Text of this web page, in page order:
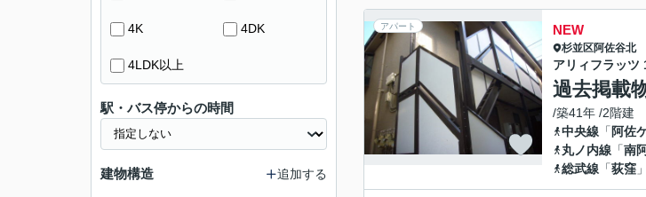
アパート NEW
杉並区阿佐谷北
アリィフラッツ
過去掲載
/築41年 /2階建
中央線 「 阿佐
丸ノ内線 「南
総武線 「荻窪
4K 4DK
4LDK以上
駅・バス停からの時間
建物構造 追加する